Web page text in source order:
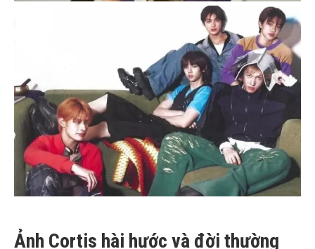
Ảnh Cortis hài hước và đời thường